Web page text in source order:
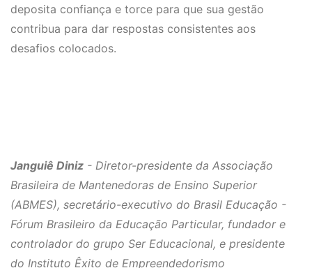
deposita confiança e torce para que sua gestão
contribua para dar respostas consistentes aos
desafios colocados.
Janguiê Diniz - Diretor-presidente da Associação
Brasileira de Mantenedoras de Ensino Superior
(ABMES), secretário-executivo do Brasil Educação -
Fórum Brasileiro da Educação Particular, fundador e
controlador do grupo Ser Educacional, e presidente
do Instituto Êxito de Empreendedorismo